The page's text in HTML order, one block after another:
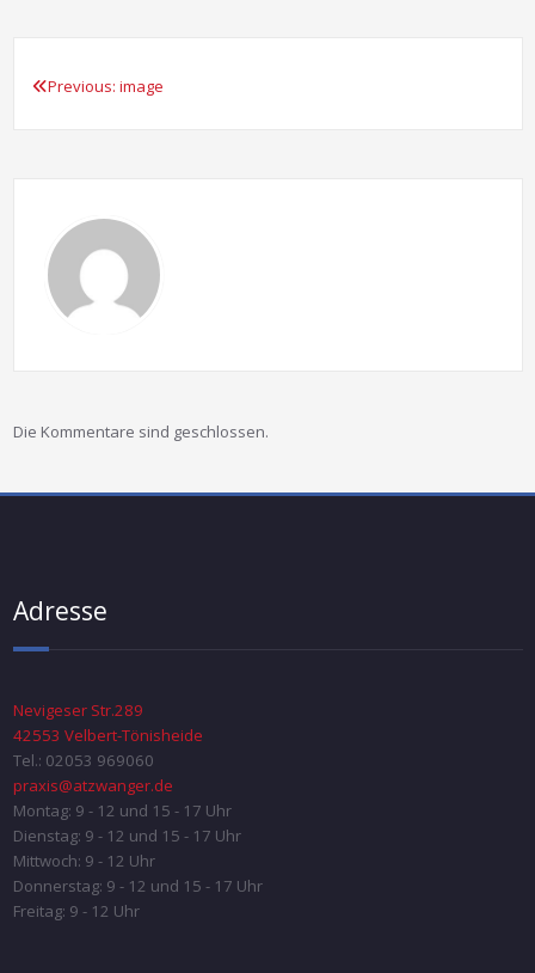
Beitragsnavigation
Previous: image
Die Kommentare sind geschlossen.
Adresse
Nevigeser Str.289
42553 Velbert-Tönisheide
Tel.: 02053 969060
praxis@atzwanger.de
Montag: 9 - 12 und 15 - 17 Uhr
Dienstag: 9 - 12 und 15 - 17 Uhr
Mittwoch: 9 - 12 Uhr
Donnerstag: 9 - 12 und 15 - 17 Uhr
Freitag: 9 - 12 Uhr